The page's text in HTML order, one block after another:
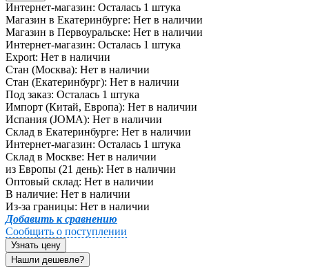
Интернет-магазин: Осталась 1 штука
Магазин в Екатеринбурге: Нет в наличии
Магазин в Первоуральске: Нет в наличии
Интернет-магазин: Осталась 1 штука
Export: Нет в наличии
Стан (Москва): Нет в наличии
Стан (Екатеринбург): Нет в наличии
Под заказ: Осталась 1 штука
Импорт (Китай, Европа): Нет в наличии
Испания (JOMA): Нет в наличии
Склад в Екатеринбурге: Нет в наличии
Интернет-магазин: Осталась 1 штука
Склад в Москве: Нет в наличии
из Европы (21 день): Нет в наличии
Оптовый склад: Нет в наличии
В наличие: Нет в наличии
Из-за границы: Нет в наличии
Добавить к сравнению
Сообщить о поступлении
Узнать цену